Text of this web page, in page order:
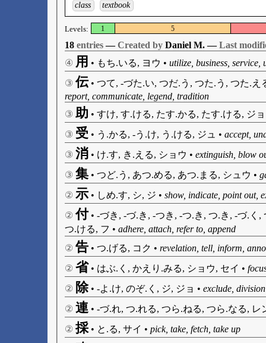
class textbook
Levels: 1 5
18 entries—Created by Daniel M. —Last
④ 用 • もち.いる, ヨウ • utilize, business, service,
③ 伝• つて, -づた.い, つだ.う, つた.う, つた.え
report, communicate, legend, tradition
③ 助 • すけ, す.ける, たす.かる, たす.ける, ジョ
③ 受 • う.かる, -う.け, う.ける, ジュ • accept,
③ 消 • け.す, き.える, ショウ • extinguish, blow
③ 集 • つど.う, あつ.める, あつ.まる, シュウ •
② 示 • しめ.す, シ, ジ • show, indicate, point out,
② 付• -づき, -づ.き, -つき, -つ.き, つ.き, -づ.く
つ.ける, フ • adhere, attach, refer to, append
② 告 • つ.げる, コク • revelation, tell, inform,
② 省 • はぶ.く, かえり.みる, ショウ, セイ •
② 除• -よ.け, のぞ.く, ジ, ジョ • exclude,
② 連 • -づ.れ, つ.れる, つら.ねる, つら.なる, レ
② 採 • と.る, サイ • pick, take, fetch, take up